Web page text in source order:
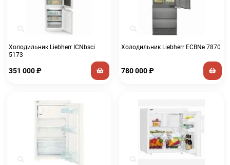
Холодильник Liebherr ICNbsci
5173
351 000₽
Холодильник Liebherr ECBNe 7870
780 000₽